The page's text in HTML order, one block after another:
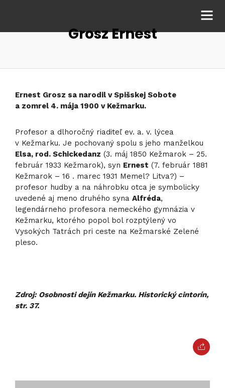
Grosz Ernest
Ernest Grosz sa narodil v Spišskej Sobote
a zomrel 4. mája 1900 v Kežmarku.
Profesor a dlhoročný riaditeľ ev. a. v. lýcea
v Kežmarku. Je pochovaný spolu s jeho manželkou
Elsa, rod. Schickedanz (3. máj 1850 Kežmarok – 25.
február 1933 Kežmarok), syn Ernest (7. február 1881
Kežmarok – 16 . marec 1931 Memel? Litva?) –
profesor hudby a na náhrobku otca je symbolicky
uvedené aj meno druhého syna Alfréda,
legendárneho profesora nemeckého gymnázia v
Kežmarku, ktorého popol bol rozptýlený vo
Vysokých Tatrách pri ceste na Kežmarské Zelené
pleso.
Zdroj: Osobnosti dejín Kežmarku. Historický cintorín,
str. 37.